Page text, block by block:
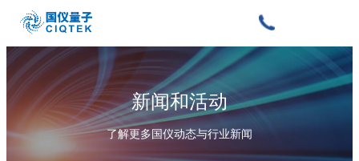
新闻和活动
了解更多国仪动态与行业新闻